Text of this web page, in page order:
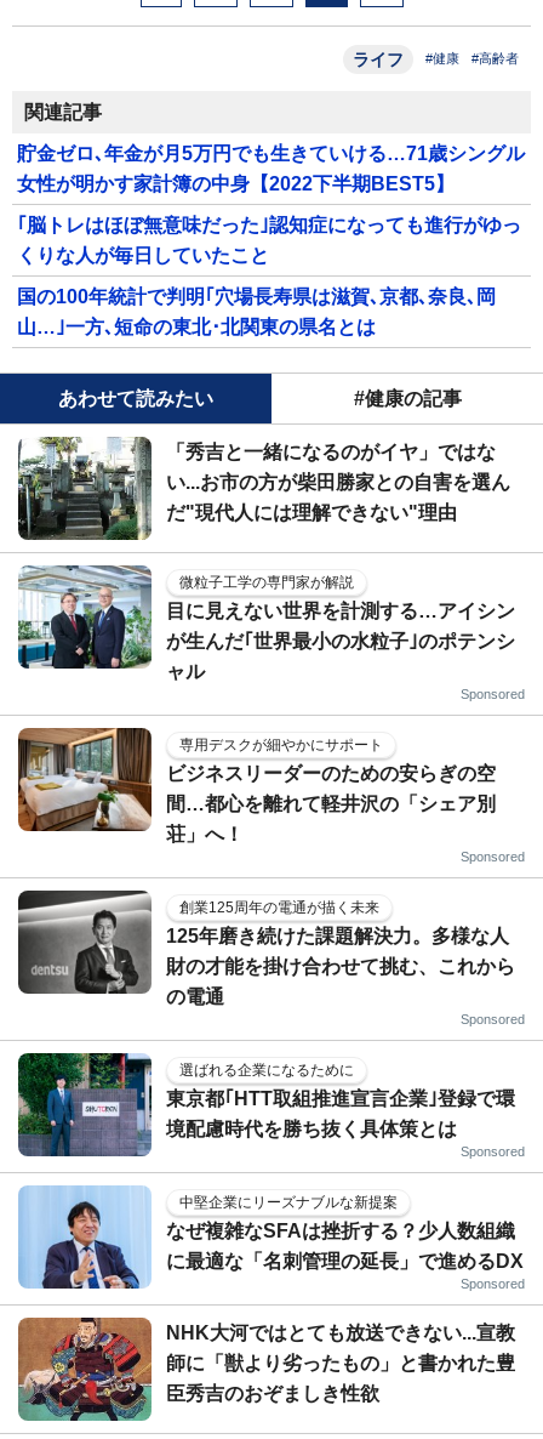
ライフ #健康 #高齢者
関連記事
貯金ゼロ､年金が月5万円でも生きていける…71歳シングル
女性が明かす家計簿の中身【2022下半期BEST5】
｢脳トレはほぼ無意味だった｣認知症になっても進行がゆっ
くりな人が毎日していたこと
国の100年統計で判明｢穴場長寿県は滋賀､京都､奈良､岡
山…｣一方､短命の東北･北関東の県名とは
あわせて読みたい #健康の記事
「秀吉と一緒になるのがイヤ」ではな
い...お市の方が柴田勝家との自害を選ん
だ"現代人には理解できない"理由
微粒子工学の専門家が解説
目に見えない世界を計測する…アイシン
が生んだ｢世界最小の水粒子｣のポテンシ
ャル
Sponsored
専用デスクが細やかにサポート
ビジネスリーダーのための安らぎの空
間…都心を離れて軽井沢の「シェア別
荘」へ！
Sponsored
創業125周年の電通が描く未来
125年磨き続けた課題解決力。多様な人
財の才能を掛け合わせて挑む、これから
の電通
Sponsored
選ばれる企業になるために
東京都｢HTT取組推進宣言企業｣登録で環
境配慮時代を勝ち抜く具体策とは
Sponsored
中堅企業にリーズナブルな新提案
なぜ複雑なSFAは挫折する？少人数組織
に最適な「名刺管理の延長」で進めるDX
Sponsored
NHK大河ではとても放送できない...宣教
師に「獣より劣ったもの」と書かれた豊
臣秀吉のおぞましき性欲